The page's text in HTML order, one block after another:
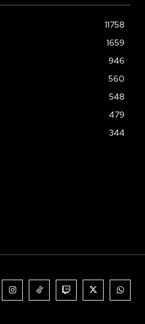
11758
1659
946
560
548
479
344